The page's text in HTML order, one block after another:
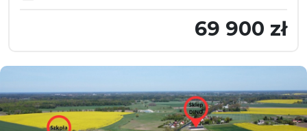
69 900 zł